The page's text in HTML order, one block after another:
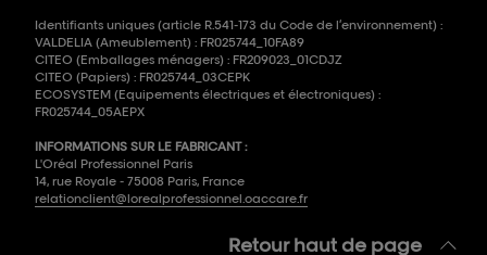
Identifiants uniques (article R.541-173 du Code de l’environnement) :
VALDELIA (Ameublement) : FR025744_10FA89
CITEO (Emballages ménagers) : FR209023_01CDJZ
CITEO (Papiers) : FR025744_03CEPK
ECOSYSTEM (Equipements électriques et électroniques) :
FR025744_05AEPX
INFORMATIONS SUR LE FABRICANT :
L'Oréal Professionnel Paris
14, rue Royale - 75008 Paris, France
relationclient@lorealprofessionnel.oaccare.fr
Retour haut de page